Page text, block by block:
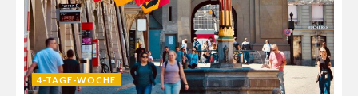
4-TAGE-WOCHE